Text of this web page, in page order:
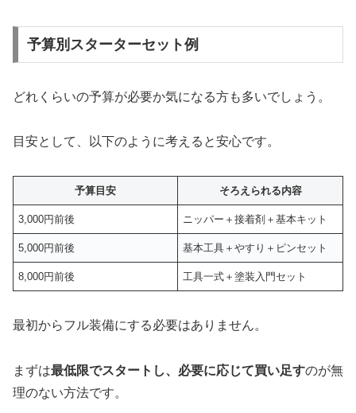
予算別スターターセット例
どれくらいの予算が必要か気になる方も多いでしょう。
目安として、以下のように考えると安心です。
予算目安 そろえられる内容
3,000円前後 ニッパー＋接着剤＋基本キット
5,000円前後 基本工具＋やすり＋ピンセット
8,000円前後 工具一式＋塗装入門セット
最初からフル装備にする必要はありません。
まずは最低限でスタートし、必要に応じて買い足すのが無
理のない方法です。